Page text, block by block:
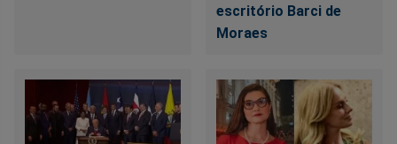
escritório Barci de
Moraes